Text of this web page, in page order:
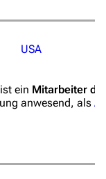
USA
ein Mitarbeiter
anwesend, als